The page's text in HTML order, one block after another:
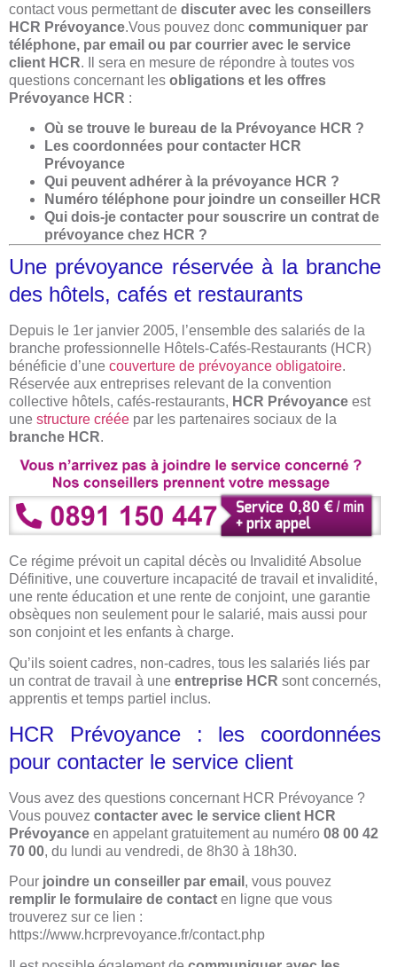
contact vous permettant de discuter avec les conseillers
HCR Prévoyance.Vous pouvez donc communiquer par
téléphone, par email ou par courrier avec le service
client HCR. Il sera en mesure de répondre à toutes vos
questions concernant les obligations et les offres
Prévoyance HCR :
Où se trouve le bureau de la Prévoyance HCR ?
Les coordonnées pour contacter HCR
Prévoyance
Qui peuvent adhérer à la prévoyance HCR ?
Numéro téléphone pour joindre un conseiller HCR
Qui dois-je contacter pour souscrire un contrat de
prévoyance chez HCR ?
Une prévoyance réservée à la branche
des hôtels, cafés et restaurants
Depuis le 1er janvier 2005, l’ensemble des salariés de la
branche professionnelle Hôtels-Cafés-Restaurants (HCR)
bénéficie d’une couverture de prévoyance obligatoire.
Réservée aux entreprises relevant de la convention
collective hôtels, cafés-restaurants, HCR Prévoyance est
une structure créée par les partenaires sociaux de la
branche HCR.
Ce régime prévoit un capital décès ou Invalidité Absolue
Définitive, une couverture incapacité de travail et invalidité,
une rente éducation et une rente de conjoint, une garantie
obsèques non seulement pour le salarié, mais aussi pour
son conjoint et les enfants à charge.
Qu’ils soient cadres, non-cadres, tous les salariés liés par
un contrat de travail à une entreprise HCR sont concernés,
apprentis et temps partiel inclus.
HCR Prévoyance : les coordonnées
pour contacter le service client
Vous avez des questions concernant HCR Prévoyance ?
Vous pouvez contacter avec le service client HCR
Prévoyance en appelant gratuitement au numéro 08 00 42
70 00, du lundi au vendredi, de 8h30 à 18h30.
Pour joindre un conseiller par email , vous pouvez
remplir le formulaire de contact en ligne que vous
trouverez sur ce lien :
https://www.hcrprevoyance.fr/contact.php